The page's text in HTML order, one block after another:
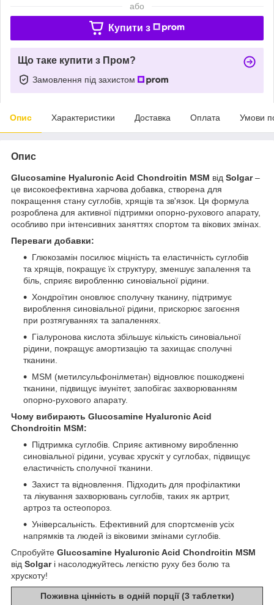
або
Купити з
Що таке купити з Пром?
Замовлення під захистом
Опис Характеристики Доставка Оплата Умови
Опис
Glucosamine Hyaluronic Acid Chondroitin MSM від Solgar–
це високоефективна харчова добавка, створена для
покращення стану суглобів, хрящів та зв'язок. Ця формула
розроблена для активної підтримки опорно-рухового апарату,
особливо при інтенсивних заняттях спортом та вікових змінах.
Переваги добавки:
Глюкозамін посилює міцність та еластичність суглобів
та хрящів, покращує їх структуру, зменшує запалення та
біль, сприяє виробленню синовіальної рідини.
Хондроїтин оновлює сполучну тканину, підтримує
вироблення синовіальної рідини, прискорює загоєння
при розтягуваннях та запаленнях.
Гіалуронова кислота збільшує кількість синовіальної
рідини, покращує амортизацію та захищає сполучні
тканини.
MSM (метилсульфонілметан) відновлює пошкоджені
тканини, підвищує імунітет, запобігає захворюванням
опорно-рухового апарату.
Чому вибирають Glucosamine Hyaluronic Acid
Chondroitin MSM:
Підтримка суглобів. Сприяє активному виробленню
синовіальної рідини, усуває хрускіт у суглобах, підвищує
еластичність сполучної тканини.
Захист та відновлення. Підходить для профілактики
та лікування захворювань суглобів, таких як артрит,
артроз та остеопороз.
Універсальність. Ефективний для спортсменів усіх
напрямків та людей із віковими змінами суглобів.
Спробуйте Glucosamine Hyaluronic Acid Chondroitin MSM
від Solgarі насолоджуйтесь легкістю руху без болю та
хрускоту!
Поживна цінність в одній порції (3 таблетки)